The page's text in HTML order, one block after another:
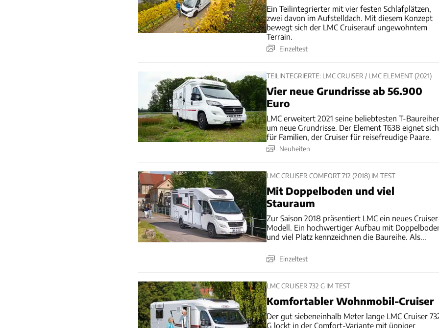
Ein Teilintegrierter mit vier festen Schlafplätzen,
zwei davon im Aufstelldach. Mit diesem Konzept
bewegt sich der LMC Cruiserauf ungewohntem
Terrain.
Einzeltest
TEILINTEGRIERTE: LMC CRUISER / LMC ELEMENT (2021)
Vier neue Grundrisse ab 56.900
Euro
LMC erweitert 2021 seine beliebtesten T-
um neue Grundrisse. Der Element T638 eignet sich
für Familien, der Cruiser für reisefreudige Paare.
Neuheiten
LMC CRUISER COMFORT 712 (2018) IM TEST
Mit Doppelboden und viel
Stauraum
Zur Saison 2018 präsentiert LMC ein neues
Modell. Ein hochwertiger Aufbau mit
und viel Platz kennzeichnen die Baureihe. Als...
Einzeltest
LMC CRUISER 732 G IM TEST
Komfortabler Wohnmobil-Cruiser
Der gut siebeneinhalb Meter lange LMC Cruiser
G lockt in der Comfort-Variante mit üppiger